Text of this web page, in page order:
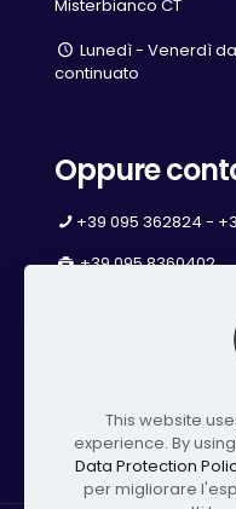
Misterbianco CT
Lunedì - Venerdì
continuato
Oppure
+39 095 362824 -
+39 095 8360402
This website
experience. By
Data Protection
per migliorare